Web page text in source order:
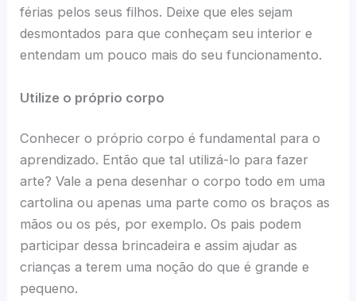
férias pelos seus filhos. Deixe que eles sejam
desmontados para que conheçam seu interior e
entendam um pouco mais do seu funcionamento.
Utilize o próprio corpo
Conhecer o próprio corpo é fundamental para o
aprendizado. Então que tal utilizá-lo para fazer
arte? Vale a pena desenhar o corpo todo em uma
cartolina ou apenas uma parte como os braços as
mãos ou os pés, por exemplo. Os pais podem
participar dessa brincadeira e assim ajudar as
crianças a terem uma noção do que é grande e
pequeno.